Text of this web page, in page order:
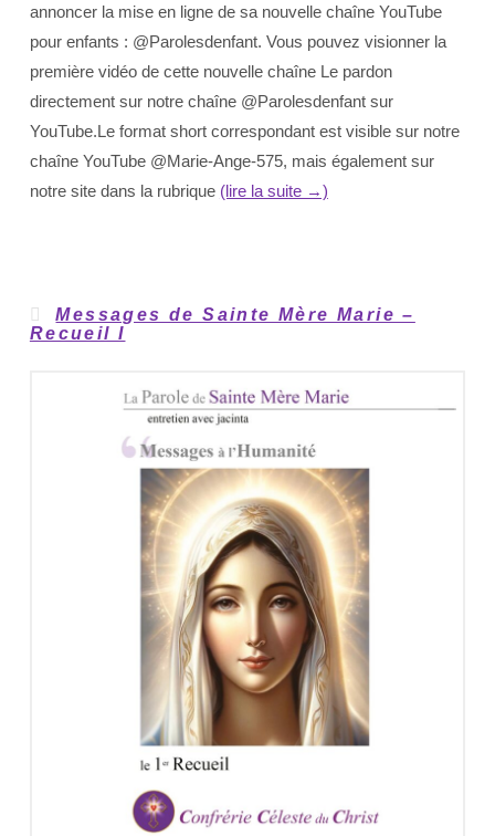
annoncer la mise en ligne de sa nouvelle chaîne YouTube
pour enfants : @Parolesdenfant. Vous pouvez visionner la
première vidéo de cette nouvelle chaîne Le pardon
directement sur notre chaîne @Parolesdenfant sur
YouTube.Le format short correspondant est visible sur notre
chaîne YouTube @Marie-Ange-575, mais également sur
notre site dans la rubrique (lire la suite →)
Messages de Sainte Mère Marie –
Recueil I